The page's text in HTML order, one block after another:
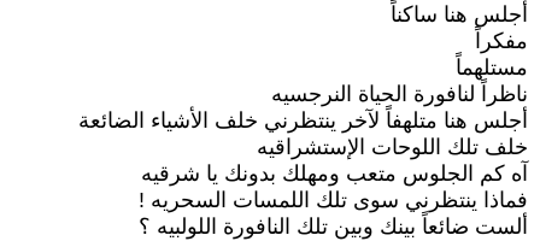
أجلس هنا ساكناً
مفكراً
مستلهماً
ناظراً لنافورة الحياة النرجسيه
أجلس هنا متلهفاً لآخر ينتظرني خلف الأشياء الضائعة
خلف تلك اللوحات الإستشراقيه
آه كم الجلوس متعب ومهلك بدونك يا شرقيه
فماذا ينتظرني سوى تلك اللمسات السحريه !
ألست ضائعاً بينك وبين تلك النافورة اللولبيه ؟